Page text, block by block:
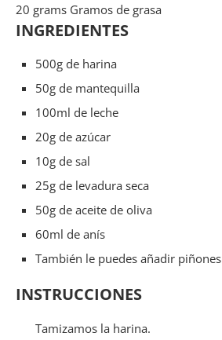
20 grams Gramos de grasa
INGREDIENTES
500g de harina
50g de mantequilla
100ml de leche
20g de azúcar
10g de sal
25g de levadura seca
50g de aceite de oliva
60ml de anís
También le puedes añadir piñones
INSTRUCCIONES
Tamizamos la harina.